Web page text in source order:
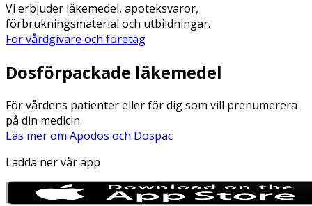
Vi erbjuder läkemedel, apoteksvaror,
förbrukningsmaterial och utbildningar.
För vårdgivare och företag
Dosförpackade läkemedel
För vårdens patienter eller för dig som vill prenumerera
på din medicin
Läs mer om Apodos och Dospac
Ladda ner vår app